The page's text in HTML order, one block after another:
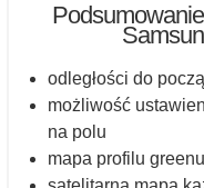
odległości do
możliwość
na polu
mapa profilu